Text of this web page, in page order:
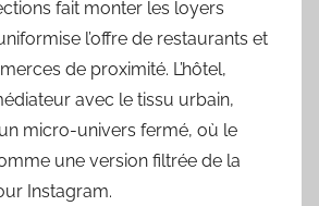
fait monter les loyers
l’offre de restaurants et
de proximité. L’hôtel,
avec le tissu urbain,
micro-univers fermé, où le
une version filtrée de la
Instagram.